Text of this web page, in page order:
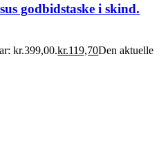
godbidstaske i skind.
kr.399,00.kr.119,70Den aktuelle